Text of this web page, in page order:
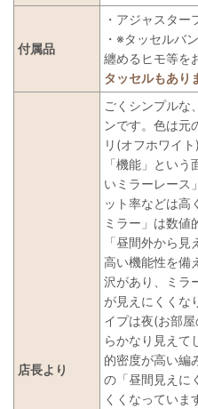
付属品
・アジャスター
・※タッセルバ
纏めるヒモ等を
タッセルもあり
店長より
ごくシンプルな
ンです。色は元
リ(オフホワイ
「機能」とい
いミラーレース
ット率などは高
ミラー」は数値
「昼間外から
高い機能性を備
沢があり、ミラ
が見えにくくな
イプは夜(お部
らかなり見えて
的密度が高い編
の「昼間見えに
くくなっていま